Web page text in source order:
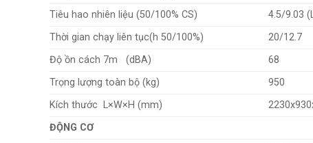
Tiêu hao nhiên liệu (50/100% CS)
4.5/9.03
Thời gian chạy liên tục(h 50/100%)
20/12.7
Độ ồn cách 7m (dBA)
68
Trọng lượng toàn bộ (kg)
950
Kích thước L×W×H (mm)
ĐỘNG CƠ